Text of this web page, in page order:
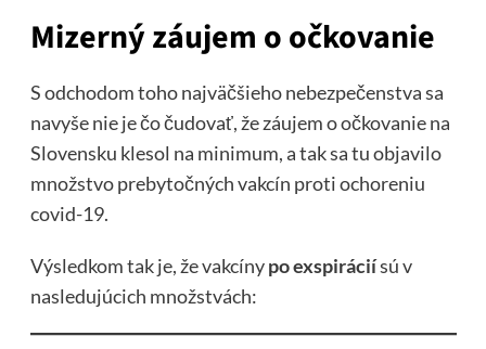
Mizerný záujem o očkovanie
S odchodom toho najväčšieho nebezpečenstva sa
navyše nie je čo čudovať, že záujem o očkovanie na
Slovensku klesol na minimum, a tak sa tu objavilo
množstvo prebytočných vakcín proti ochoreniu
covid-19.
Výsledkom tak je, že vakcínypo exspiráciísú v
nasledujúcich množstvách: